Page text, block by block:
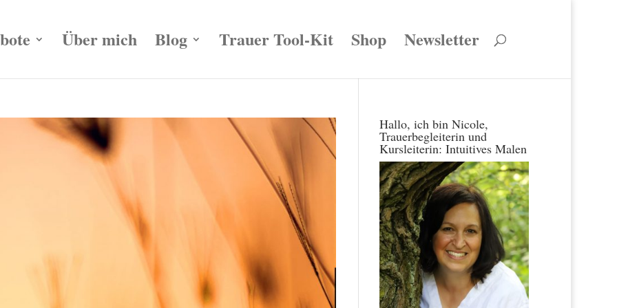
Über mich Blog Trauer Tool-Kit Shop Newsletter
Hallo, ich bin Nicole,
Trauerbegleiterin und
Kursleiterin: Intuitives Malen